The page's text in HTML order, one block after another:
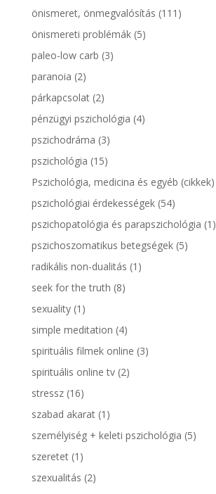
önismeret, önmegvalósítás (111)
önismereti problémák(5)
paleo-low carb (3)
paranoia (2)
párkapcsolat(2)
pénzügyi pszichológia (4)
pszichodráma (3)
pszichológia (15)
Pszichológia, medicina és egyéb (cikkek)
pszichológiai érdekességek(54)
pszichopatológia és parapszichológia (1)
pszichoszomatikus betegségek(5)
radikális non-dualitás (1)
seek for the truth (8)
sexuality(1)
simple meditation (4)
spirituális filmek online (3)
spirituális online tv(2)
stressz(16)
szabad akarat(1)
személyiség + keleti pszichológia (5)
szeretet(1)
szexualitás (2)